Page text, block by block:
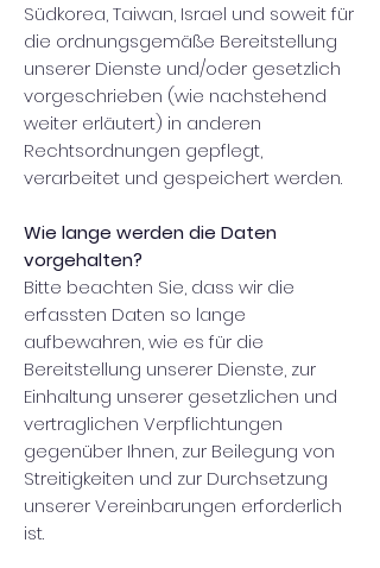
Südkorea, Taiwan, Israel und soweit für
die ordnungsgemäße Bereitstellung
unserer Dienste und/oder gesetzlich
vorgeschrieben (wie nachstehend
weiter erläutert) in anderen
Rechtsordnungen gepflegt,
verarbeitet und gespeichert werden.
Wie lange werden die Daten
vorgehalten?
Bitte beachten Sie, dass wir die
erfassten Daten so lange
aufbewahren, wie es für die
Bereitstellung unserer Dienste, zur
Einhaltung unserer gesetzlichen und
vertraglichen Verpflichtungen
gegenüber Ihnen, zur Beilegung von
Streitigkeiten und zur Durchsetzung
unserer Vereinbarungen erforderlich
ist.